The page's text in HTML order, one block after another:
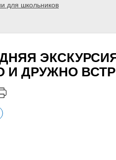
для школьников
И ДРУЖНО